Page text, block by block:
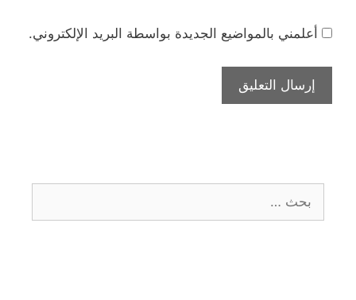
أعلمني بالمواضيع الجديدة بواسطة البريد الإلكتروني.
عن: